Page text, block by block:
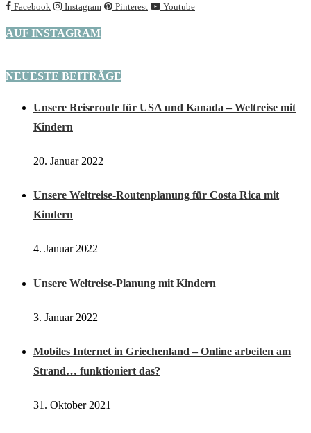
Facebook Instagram Pinterest Youtube
AUF INSTAGRAM
NEUESTE BEITRÄGE
Unsere Reiseroute für USA und Kanada – Weltreise mit
Kindern
20. Januar 2022
Unsere Weltreise-Routenplanung für Costa Rica mit
Kindern
4. Januar 2022
Unsere Weltreise-Planung mit Kindern
3. Januar 2022
Mobiles Internet in Griechenland – Online arbeiten am
Strand… funktioniert das?
31. Oktober 2021